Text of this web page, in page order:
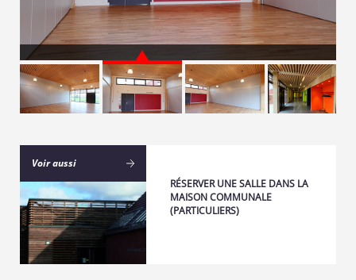
Voir aussi
RÉSERVER UNE SALLE DANS LA
MAISON COMMUNALE
(PARTICULIERS)